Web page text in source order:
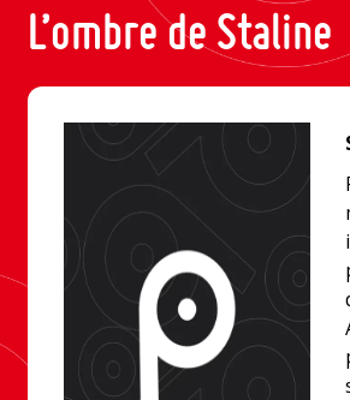
L’ombre de Staline